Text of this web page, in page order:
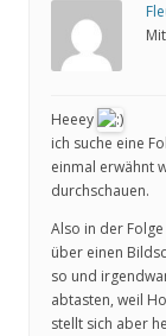
Heeey
ich suche eine
einmal erwähnt
durchschauen.
Also in der
über einen
so und
abtasten, weil
stellt sich aber